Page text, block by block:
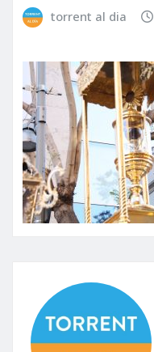
torrent al dia